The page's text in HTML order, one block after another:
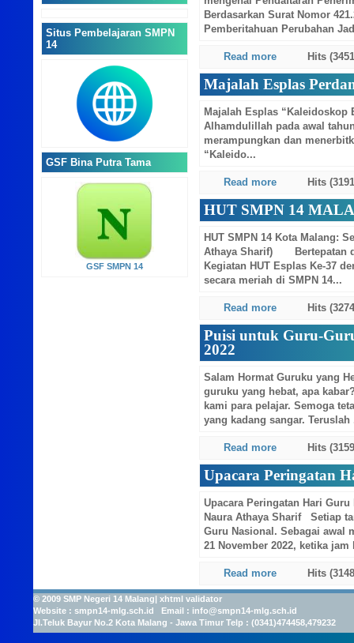
Puisi untuk Guru-Gu...
Logo SMPN 14 Malang
Situs Pembelajaran
SMPN 14
Berdasarkan Surat Nomor
Pemberitahuan Perubahan
Read more Hits
Majalah Esplas
Majalah Esplas
Alhamdulillah pada awal
merampungkan dan
“Kaleido...
Read more Hits
HUT SMPN 14
HUT SMPN 14 Kota Malang:
Athaya Sharif) Bertepatan
Kegiatan HUT Esplas Ke-37
secara meriah di SMPN 14...
Read more Hits
Puisi untuk Guru-
2022
Salam Hormat Guruku yang
guruku yang hebat, apa
kami para pelajar. Semoga
yang kadang sangar. Teruslah
Read more Hits
Upacara Peringatan
Upacara Peringatan Hari
Naura Athaya Sharif Setiap
Guru Nasional. Sebagai awal
21 November 2022, ketika jam
Read more Hits
© 2009 SMP Negeri 14 Malang| xhtml validator
Website : smpn14-mlg.sch.id Email : info@smpn14-mlg.sch.id
Jl.Teluk Bayur No.2 Kota Malang - Jawa Timur Telp : (0341)474458,479232